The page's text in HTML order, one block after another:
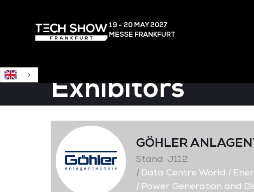
19 - 20 MAY2027
MESSE FRANKFURT
Exhibitors
GÖHLER
Stand: J112
|Data Centre World |
|Power Generation and